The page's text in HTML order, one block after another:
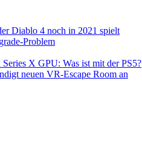
Diablo 4 noch in 2021 spielt
Problem
X GPU: Was ist mit der PS5?
neuen VR-Escape Room an